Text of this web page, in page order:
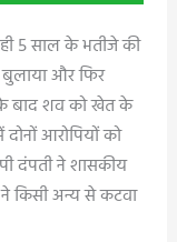
5 साल के भतीजे की
और फिर
बाद शव को खेत के
आरोपियों को
दंपती ने शासकीय
किसी अन्य से कटवा